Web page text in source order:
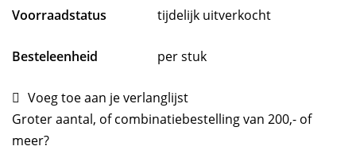
Voorraadstatus
tijdelijk uitverkocht
Besteleenheid per stuk
Voeg toe aan je verlanglijst
Groter aantal, of combinatiebestelling van 200,- of
meer?